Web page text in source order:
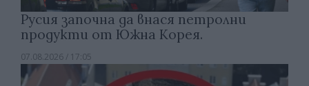
Русия започна да внася петролни
продукти от Южна Корея.
07.08.2026 / 17:05